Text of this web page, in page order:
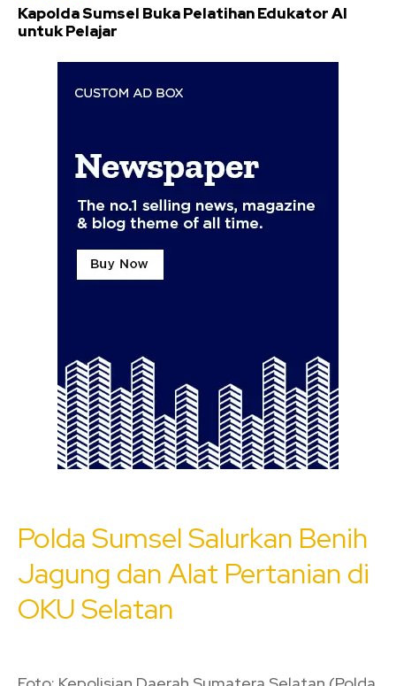
Kapolda Sumsel Buka Pelatihan Edukator AI
untuk Pelajar
Polda Sumsel Salurkan Benih
Jagung dan Alat Pertanian di
OKU Selatan